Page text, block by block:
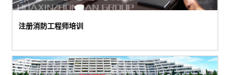
注册消防工程师培训